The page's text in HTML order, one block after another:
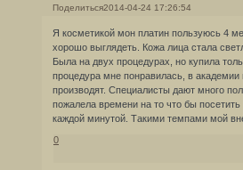
Поделиться2014-04-24 17:26:54
Я косметикой мон платин пользуюсь 4
хорошо выглядеть. Кожа лица стала
Была на двух процедурах, но купила
процедура мне понравилась, в
производят. Специалисты дают много
пожалела времени на то что бы
каждой минутой. Такими темпами мой
0